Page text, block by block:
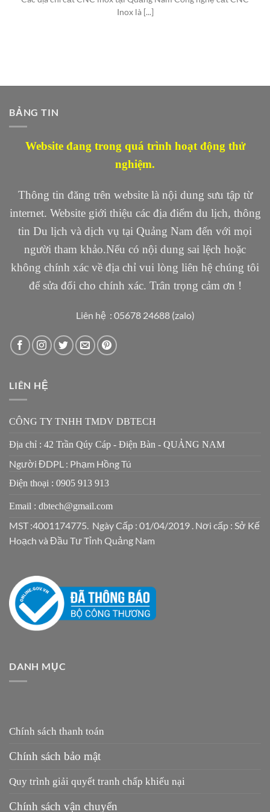
Inox là [...]
BẢNG TIN
Website đang trong quá trình hoạt động thử
nghiệm.
Thông tin đăng trên website là nội dung sưu tập từ
internet. Website giới thiệu các địa điểm du lịch, thông
tin Du lịch và dịch vụ tại Quảng Nam đến với mọi
người tham khảo.Nếu có nội dung sai lệch hoặc
không chính xác về địa chỉ vui lòng liên hệ chúng tôi
để sửa đổi cho chính xác. Trân trọng cảm ơn !
Liên hệ : 05678 24688 (zalo)
LIÊN HỆ
CÔNG TY TNHH TMDV DBTECH
Địa chỉ : 42 Trần Qúy Cáp - Điện Bàn - QUẢNG NAM
Người ĐDPL : Phạm Hồng Tú
Điện thoại : 0905 913 913
Email : dbtech@gmail.com
MST :4001174775. Ngày Cấp : 01/04/2019 . Nơi cấp : Sở Kế
Hoạch và Đầu Tư Tỉnh Quảng Nam
DANH MỤC
Chính sách thanh toán
Chính sách bảo mật
Quy trình giải quyết tranh chấp khiếu nại
Chính sách vận chuyển